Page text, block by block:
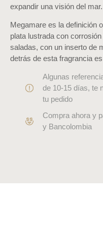
expandir una visión del mar.
Megamare es la definición
plata lustrada con
saladas, con un inserto de
detrás de esta fragrancia
Algunas
de 10-15 días, te
tu pedido
Compra ahora y
y Bancolombia